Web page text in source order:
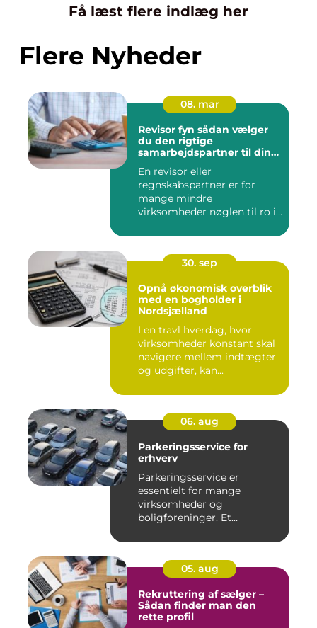
Få læst flere indlæg her
Flere Nyheder
08. mar
Revisor fyn sådan vælger
du den rigtige
samarbejdspartner til din
En revisor eller
regnskabspartner er for
mange mindre
virksomheder nøglen til ro i
30. sep
Opnå økonomisk overblik
med en bogholder i
Nordsjælland
I en travl hverdag, hvor
virksomheder konstant skal
navigere mellem indtægter
og udgifter, kan...
06. aug
Parkeringsservice for
erhverv
Parkeringsservice er
essentielt for mange
virksomheder og
boligforeninger. Et
05. aug
Rekruttering af sælger –
Sådan finder man den
rette profil